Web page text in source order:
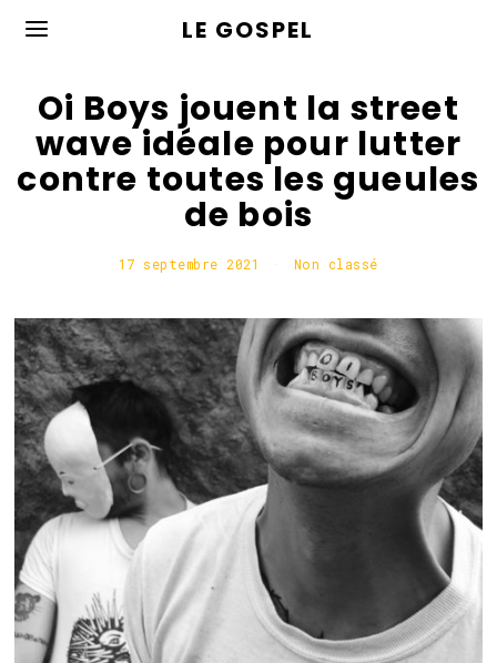
LE GOSPEL
Oi Boys jouent la street
wave idéale pour lutter
contre toutes les gueules
de bois
17 septembre 2021
e
p
t
e
m
e
2
0
2
1
Non classé